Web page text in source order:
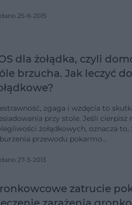
25-6-2015
dla żołądka, czyli
brzucha. Jak leczyć
zgaga i wzdęcia to
przy stole. Jeśli cierpisz
żołądkowych, oznacza
przewodu pokarmo…
27-3-2013
zatrucie